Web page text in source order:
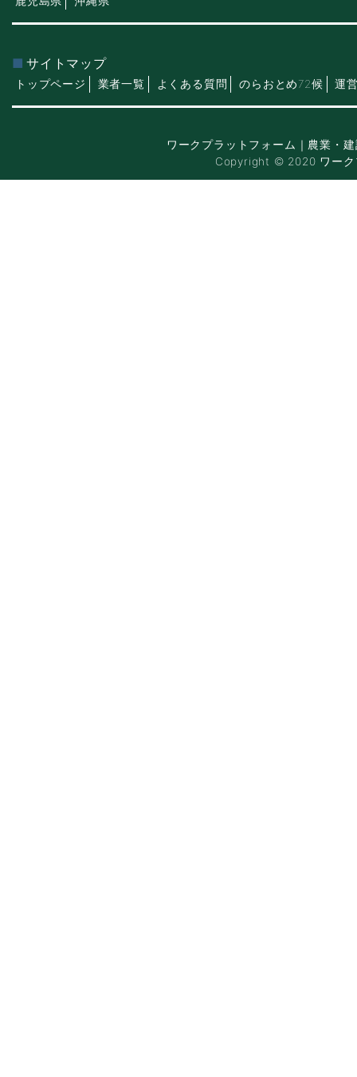
サイトマップ
トップページ 業者一覧 よくある質問 のらおとめ72候 運
ワークプラットフォーム｜農業・
Copyright © 2020 ワーク